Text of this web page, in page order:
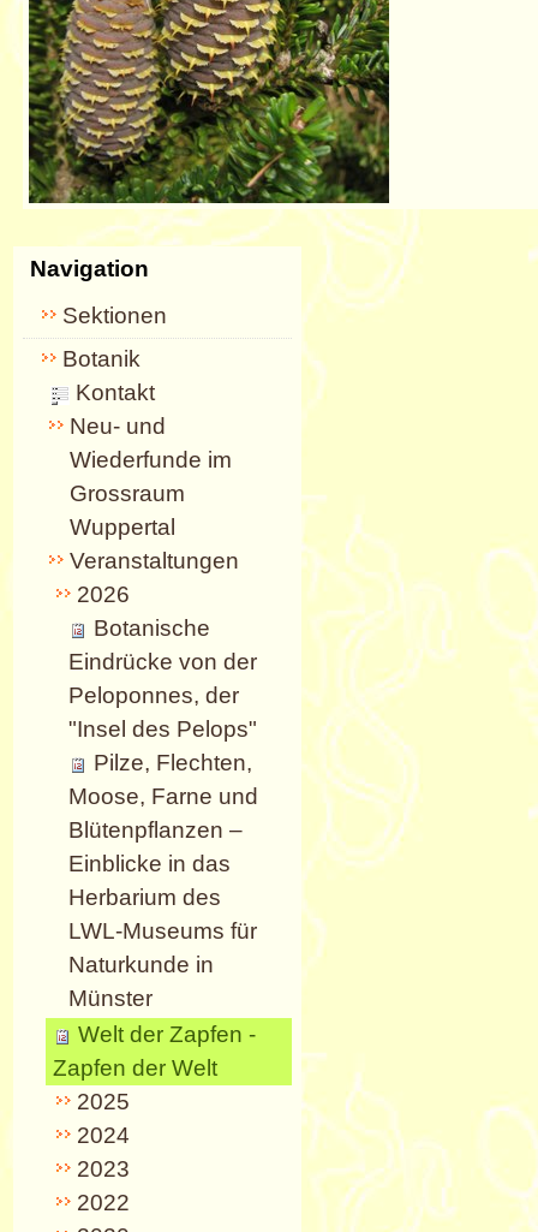
Navigation
Sektionen
Botanik
Kontakt
Neu- und
Wiederfunde im
Grossraum
Wuppertal
Veranstaltungen
2026
Botanische
Eindrücke von der
Peloponnes, der
"Insel des Pelops"
Pilze, Flechten,
Moose, Farne und
Blütenpflanzen –
Einblicke in das
Herbarium des
LWL-Museums für
Naturkunde in
Münster
Welt der Zapfen -
Zapfen der Welt
2025
2024
2023
2022